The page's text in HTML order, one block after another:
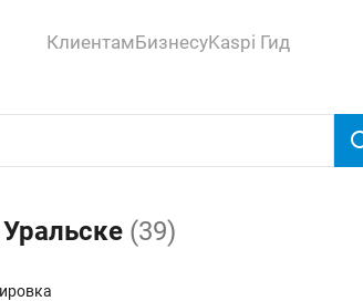
КлиентамБизнесуKaspi Гид
(39)